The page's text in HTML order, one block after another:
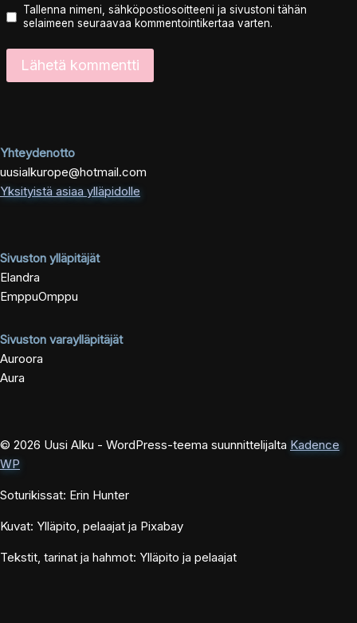
Tallenna nimeni, sähköpostiosoitteeni ja sivustoni tähän
selaimeen seuraavaa kommentointikertaa varten.
Yhteydenotto
uusialkurope@hotmail.com
Yksityistä asiaa ylläpidolle
Sivuston ylläpitäjät
Elandra
EmppuOmppu
Sivuston varaylläpitäjät
Auroora
Aura
© 2026 Uusi Alku - WordPress-teema suunnittelijalta Kadence
WP
Soturikissat: Erin Hunter
Kuvat: Ylläpito, pelaajat ja Pixabay
Tekstit, tarinat ja hahmot: Ylläpito ja pelaajat